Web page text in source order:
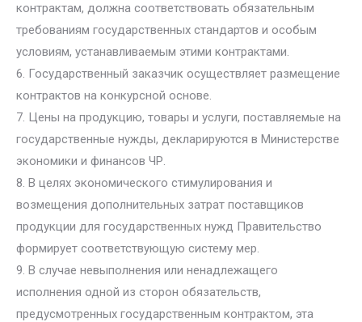
контрактам, должна соответствовать обязательным
требованиям государственных стандартов и особым
условиям, устанавливаемым этими контрактами.
6. Государственный заказчик осуществляет размещение
контрактов на конкурсной основе.
7. Цены на продукцию, товары и услуги, поставляемые на
государственные нужды, декларируются в Министерстве
экономики и финансов ЧР.
8. В целях экономического стимулирования и
возмещения дополнительных затрат поставщиков
продукции для государственных нужд Правительство
формирует соответствующую систему мер.
9. В случае невыполнения или ненадлежащего
исполнения одной из сторон обязательств,
предусмотренных государственным контрактом, эта